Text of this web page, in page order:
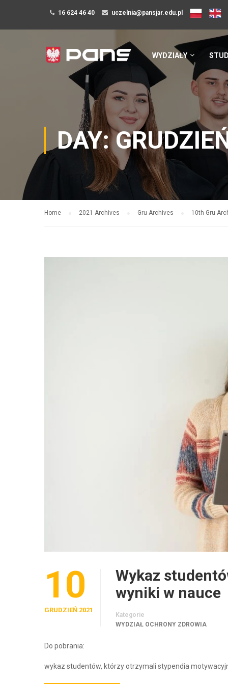
16 624 46 40 uczelnia@pansjar.edu.pl
WYDZIAŁY
DAY:
Home 2021 Archives Gru Archives 10th Gru
10
GRUDZIEŃ 2021
Wykaz
wyniki w nauce
Kategorie
WYDZIAŁ OCHRONY ZDROWIA
Do pobrania:
wykaz studentów, którzy otrzymali stypendia